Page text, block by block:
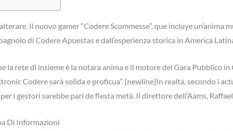
Il nuovo gamer “Codere Scommesse”, que incluye
di Codere Apuestas e dall’esperienza storica in America
la rete di insieme è la notara anima e il motore del Gara Pubblico
Codere sarà solida e proficua”. [newline]In realtà, secondo i
i gestori sarebbe pari de flesta metà. Il direttore dell’Aams,
Di Informazioni